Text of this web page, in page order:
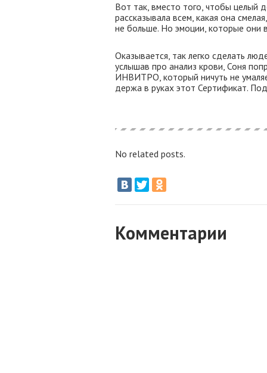
Вот так, вместо того, чтобы целый
рассказывала всем, какая она
не больше. Но эмоции, которые они
Оказывается, так легко сделать
услышав про анализ крови, Соня
ИНВИТРО, который ничуть не
держа в руках этот Сертификат.
No related posts.
Комментарии